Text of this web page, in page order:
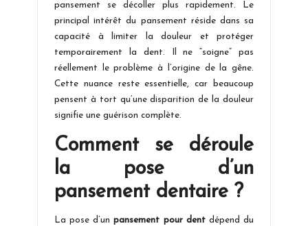
pansement se décoller plus rapidement. Le
principal intérêt du pansement réside dans sa
capacité à limiter la douleur et protéger
temporairement la dent. Il ne “soigne” pas
réellement le problème à l’origine de la gêne.
Cette nuance reste essentielle, car beaucoup
pensent à tort qu’une disparition de la douleur
signifie une guérison complète.
Comment se déroule
la pose d’un
pansement dentaire ?
La pose d’unpansement pour dentdépend du